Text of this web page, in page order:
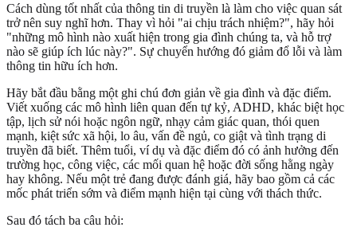
Cách dùng tốt nhất của thông tin di truyền là làm cho việc quan sát
trở nên suy nghĩ hơn. Thay vì hỏi "ai chịu trách nhiệm?", hãy hỏi
"những mô hình nào xuất hiện trong gia đình chúng ta, và hỗ trợ
nào sẽ giúp ích lúc này?". Sự chuyển hướng đó giảm đổ lỗi và làm
thông tin hữu ích hơn.
Hãy bắt đầu bằng một ghi chú đơn giản về gia đình và đặc điểm.
Viết xuống các mô hình liên quan đến tự kỷ, ADHD, khác biệt học
tập, lịch sử nói hoặc ngôn ngữ, nhạy cảm giác quan, thói quen
mạnh, kiệt sức xã hội, lo âu, vấn đề ngủ, co giật và tình trạng di
truyền đã biết. Thêm tuổi, ví dụ và đặc điểm đó có ảnh hưởng đến
trường học, công việc, các mối quan hệ hoặc đời sống hằng ngày
hay không. Nếu một trẻ đang được đánh giá, hãy bao gồm cả các
mốc phát triển sớm và điểm mạnh hiện tại cùng với thách thức.
Sau đó tách ba câu hỏi: